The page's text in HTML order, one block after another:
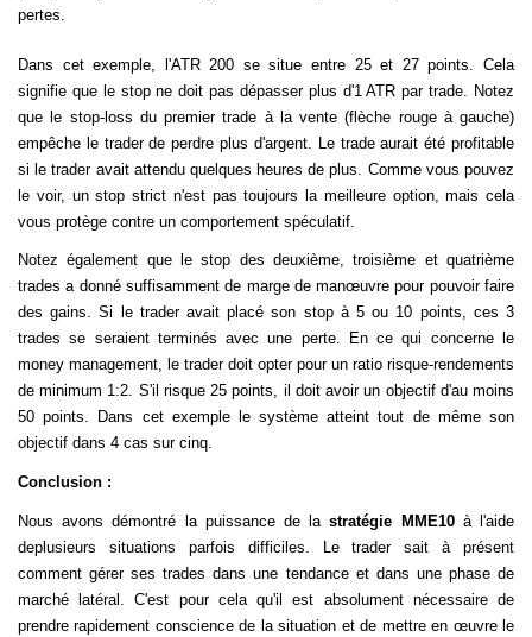
pertes.
Dans cet exemple, l'ATR 200 se situe entre 25 et 27 points. Cela
signifie que le stop ne doit pas dépasser plus d'1 ATR par trade. Notez
que le stop-loss du premier trade à la vente (flèche rouge à gauche)
empêche le trader de perdre plus d'argent. Le trade aurait été profitable
si le trader avait attendu quelques heures de plus. Comme vous pouvez
le voir, un stop strict n'est pas toujours la meilleure option, mais cela
vous protège contre un comportement spéculatif.
Notez également que le stop des deuxième, troisième et quatrième
trades a donné suffisamment de marge de manœuvre pour pouvoir faire
des gains. Si le trader avait placé son stop à 5 ou 10 points, ces 3
trades se seraient terminés avec une perte. En ce qui concerne le
money management, le trader doit opter pour un ratio risque-rendements
de minimum 1:2. S'il risque 25 points, il doit avoir un objectif d'au moins
50 points. Dans cet exemple le système atteint tout de même son
objectif dans 4 cas sur cinq.
Conclusion :
Nous avons démontré la puissance de lastratégie MME10 à l'aide
deplusieurs situations parfois difficiles. Le trader sait à présent
comment gérer ses trades dans une tendance et dans une phase de
marché latéral. C'est pour cela qu'il est absolument nécessaire de
prendre rapidement conscience de la situation et de mettre en œuvre le